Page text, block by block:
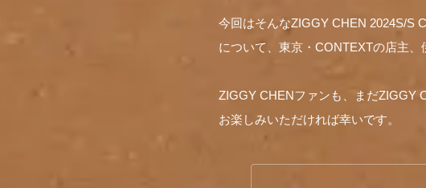
今回はそんなZIGGY CHEN 2024S/S
について、東京・CONTEXTの店主、
ZIGGY CHENファンも、まだZIGGY
お楽しみいただければ幸いです。